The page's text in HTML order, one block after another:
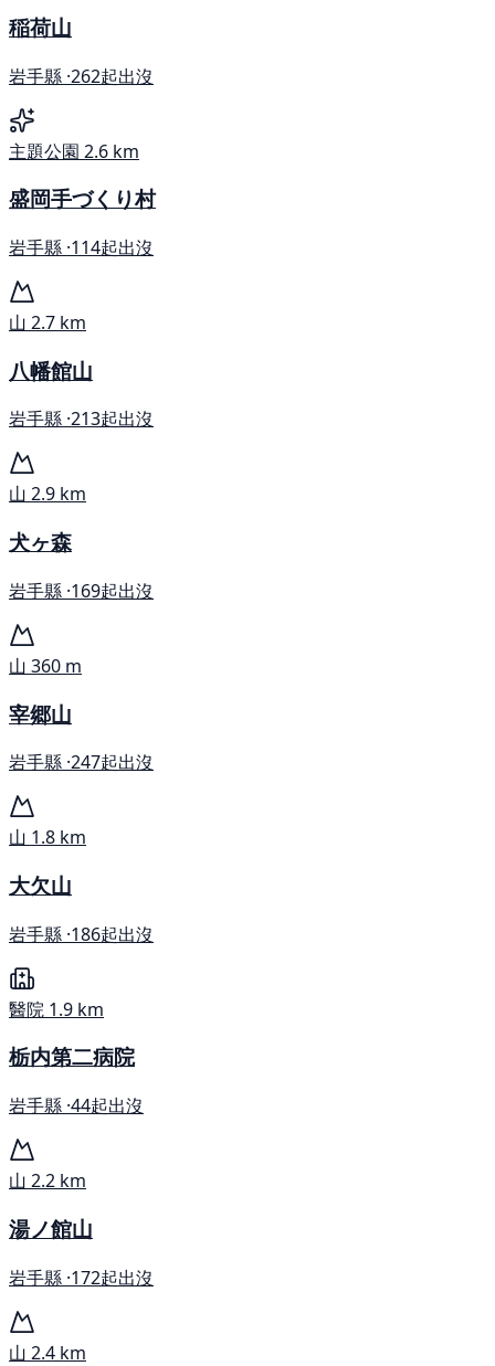
稲荷山
岩手縣 ·262起出沒
主題公園 2.6 km
盛岡手づくり村
岩手縣 ·114起出沒
山 2.7 km
八幡館山
岩手縣 ·213起出沒
山 2.9 km
犬ヶ森
岩手縣 ·169起出沒
山 360 m
宰郷山
岩手縣 ·247起出沒
山 1.8 km
大欠山
岩手縣 ·186起出沒
醫院 1.9 km
栃内第二病院
岩手縣 ·44起出沒
山 2.2 km
湯ノ館山
岩手縣 ·172起出沒
山 2.4 km